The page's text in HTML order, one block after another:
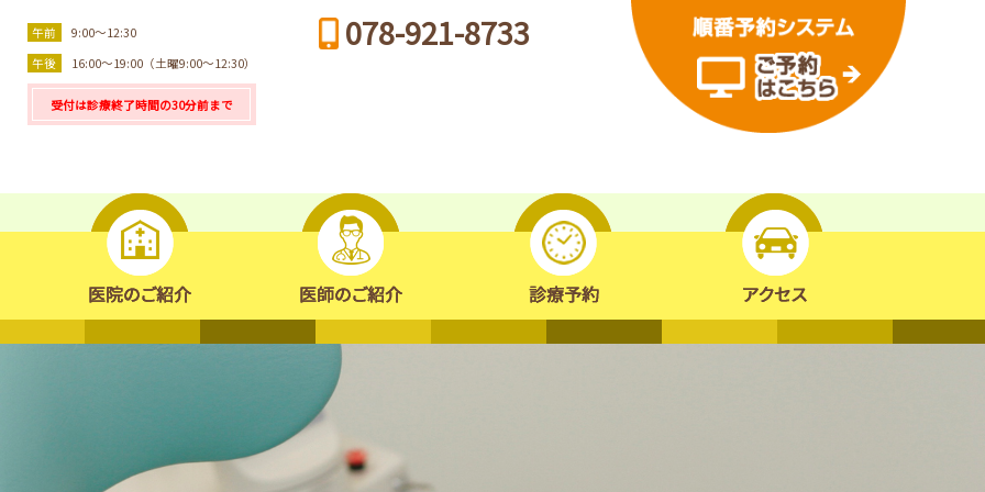
午前
9:00～12:30
午後
16:00～19:00（土曜9:00～12:30）
受付は診療終了時間の30分前まで
078-921-8733
療のご案内 医院のご紹介 医師のご紹介